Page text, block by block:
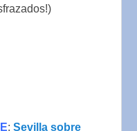
:Sevilla sobre